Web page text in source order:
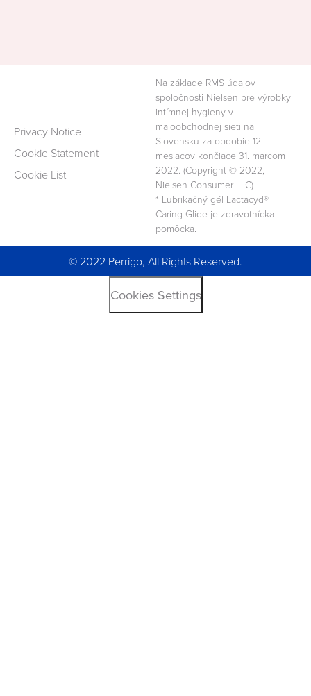
Privacy Notice
Cookie Statement
Cookie List
Na základe RMS údajov
spoločnosti Nielsen pre výrobky
intímnej hygieny v
maloobchodnej sieti na
Slovensku za obdobie 12
mesiacov končiace 31. marcom
2022. (Copyright © 2022,
Nielsen Consumer LLC)
* Lubrikačný gél Lactacyd®
Caring Glide je zdravotnícka
pomôcka.
© 2022 Perrigo, All Rights Reserved.
Cookies Settings